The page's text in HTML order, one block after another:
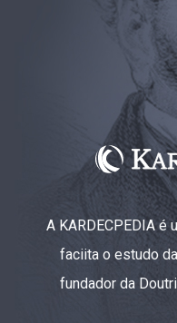
A KARDECPEDIA é
faciita o estudo
fundador da